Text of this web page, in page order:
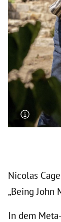
Untermenü
Untermenü
Untermenü
Untermenü
Untermenü
Untermenü
Nicolas
„Being John
In dem